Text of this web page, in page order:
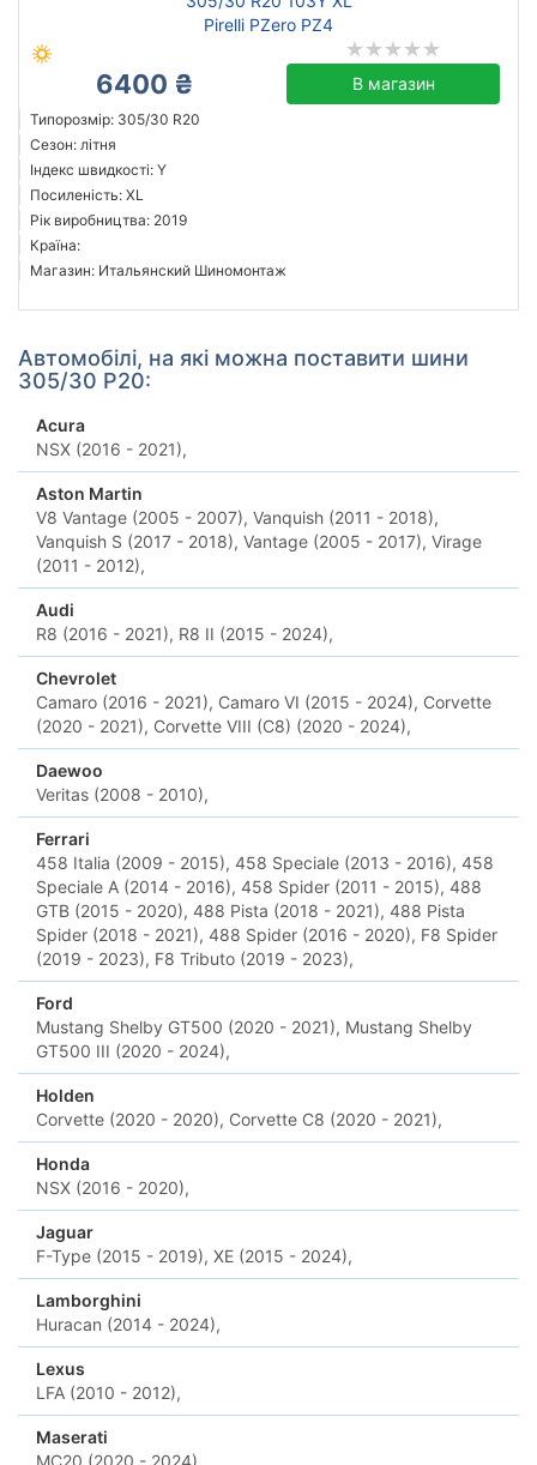
Pirelli PZero PZ4
6400 ₴ В магазин
Типорозмір: 305/30 R20
Сезон: літня
Індекс швидкості: Y
Посиленість: XL
Рік виробництва: 2019
Країна:
Магазин: Итальянский Шиномонтаж
Автомобілі, на які можна поставити шини
305/30 Р20:
Acura
NSX (2016 - 2021),
Aston Martin
V8 Vantage (2005 - 2007), Vanquish (2011 - 2018),
Vanquish S (2017 - 2018), Vantage (2005 - 2017), Virage
(2011 - 2012),
Audi
R8 (2016 - 2021), R8 II (2015 - 2024),
Chevrolet
Camaro (2016 - 2021), Camaro VI (2015 - 2024), Corvette
(2020 - 2021), Corvette VIII (C8) (2020 - 2024),
Daewoo
Veritas (2008 - 2010),
Ferrari
458 Italia (2009 - 2015), 458 Speciale (2013 - 2016), 458
Speciale A (2014 - 2016), 458 Spider (2011 - 2015), 488
GTB (2015 - 2020), 488 Pista (2018 - 2021), 488 Pista
Spider (2018 - 2021), 488 Spider (2016 - 2020), F8 Spider
(2019 - 2023), F8 Tributo (2019 - 2023),
Ford
Mustang Shelby GT500 (2020 - 2021), Mustang Shelby
GT500 III (2020 - 2024),
Holden
Corvette (2020 - 2020), Corvette C8 (2020 - 2021),
Honda
NSX (2016 - 2020),
Jaguar
F-Type (2015 - 2019), XE (2015 - 2024),
Lamborghini
Huracan (2014 - 2024),
Lexus
LFA (2010 - 2012),
Maserati
MC20 (2020 - 2024),